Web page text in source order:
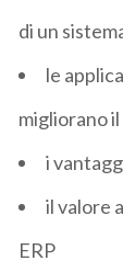
di un
le
migliorano
i
il valore
ERP